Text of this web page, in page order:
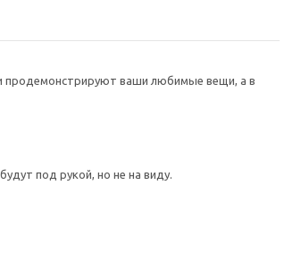
продемонстрируют ваши любимые вещи, а в
под рукой, но не на виду.